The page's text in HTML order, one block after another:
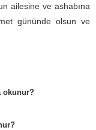
ailesine ve ashabına
gününde olsun ve
okunur?